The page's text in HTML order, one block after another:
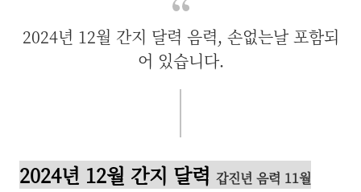
2024년 12월 간지 달력 음력, 손없는날 포함되
어 있습니다.
2024년 12월 간지 달력 갑진년 음력 11월